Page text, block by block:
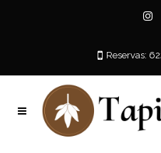
Reservas: